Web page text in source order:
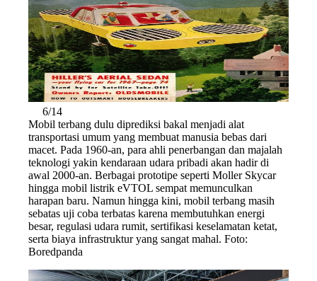
6/14
Mobil terbang dulu diprediksi bakal menjadi alat
transportasi umum yang membuat manusia bebas dari
macet. Pada 1960-an, para ahli penerbangan dan majalah
teknologi yakin kendaraan udara pribadi akan hadir di
awal 2000-an. Berbagai prototipe seperti Moller Skycar
hingga mobil listrik eVTOL sempat memunculkan
harapan baru. Namun hingga kini, mobil terbang masih
sebatas uji coba terbatas karena membutuhkan energi
besar, regulasi udara rumit, sertifikasi keselamatan ketat,
serta biaya infrastruktur yang sangat mahal. Foto:
Boredpanda